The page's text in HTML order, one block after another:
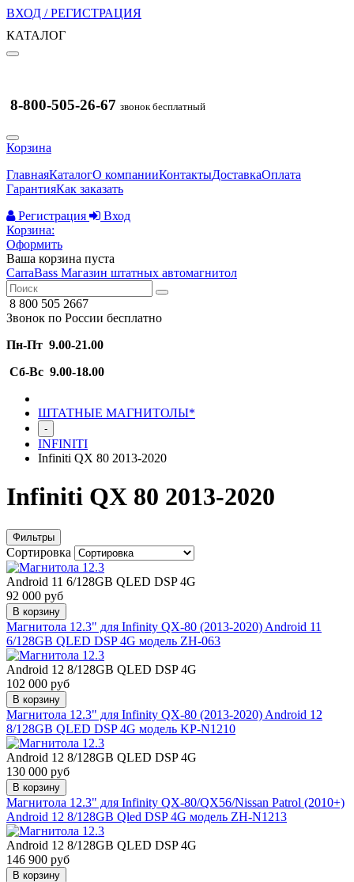
ВХОД / РЕГИСТРАЦИЯ
КАТАЛОГ
8-800-505-26-67 звонок бесплатный
Корзина
ГлавнаяКаталогО компанииКонтактыДоставкаОплата
ГарантияКак заказать
Регистрация
Вход
Корзина:
Оформить
Ваша корзина пуста
CarraBass Магазин штатных автомагнитол
8 800 505 2667
Звонок по России бесплатно
Пн-Пт 9.00-21.00
Сб-Вс 9.00-18.00
ШТАТНЫЕ МАГНИТОЛЫ*
-
INFINITI
Infiniti QX 80 2013-2020
Infiniti QX 80 2013-2020
Фильтры
Сортировка
Android 11 6/128GB QLED DSP 4G
92 000 руб
В корзину
Магнитола 12.3" для Infinity QX-80 (2013-2020) Android 11
6/128GB QLED DSP 4G модель ZH-063
Android 12 8/128GB QLED DSP 4G
102 000 руб
В корзину
Магнитола 12.3" для Infinity QX-80 (2013-2020) Android 12
8/128GB QLED DSP 4G модель KP-N1210
Android 12 8/128GB QLED DSP 4G
130 000 руб
В корзину
Магнитола 12.3" для Infinity QX-80/QX56/Nissan Patrol (2010+)
Android 12 8/128GB Qled DSP 4G модель ZH-N1213
Android 12 8/128GB QLED DSP 4G
146 900 руб
В корзину